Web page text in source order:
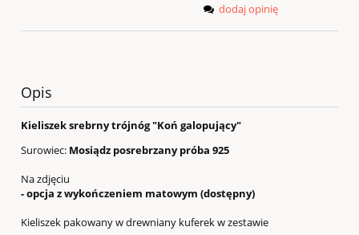
dodaj opinię
Opis
Kieliszek srebrny trójnóg "Koń galopujący"
Surowiec: Mosiądz posrebrzany próba 925
Na zdjęciu
- opcja z wykończeniem matowym (dostępny)
Kieliszek pakowany w drewniany kuferek w zestawie